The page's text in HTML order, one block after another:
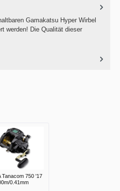
Gamakatsu Hyper Wirbel
werden! Die Qualität dieser
Tanacom 750 '17
0.41mm